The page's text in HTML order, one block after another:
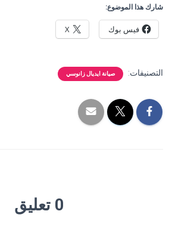
شارك هذا الموضوع:
فيس بوك X
التصنيفات: صيانة ايديال زانوسي
0 تعليق